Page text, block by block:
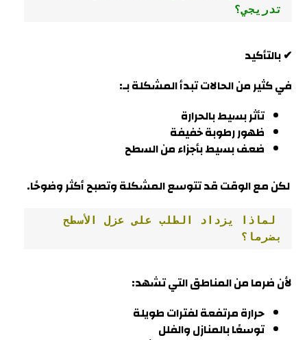
تدريجي؟
✔ بالتأكيد
في كثير من الحالات تبدأ المشكلة بـ:
تأثر بسيط بالحرارة
ظهور رطوبة خفيفة
ضعف بسيط بأجزاء من السطح
لكن مع الوقت قد تتوسع المشكلة وتصبح أكثر وضوحًا.
بضرما؟
لأنضرمامن المناطق التي تشهد:
حرارة مرتفعة لفترات طويلة
توسعًا بالمنازل والفلل